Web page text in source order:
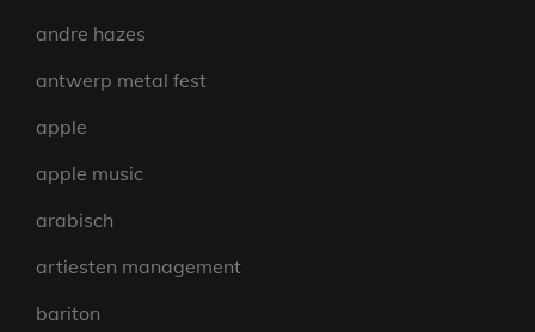
andre hazes
antwerp metal fest
apple
apple music
arabisch
artiesten management
bariton